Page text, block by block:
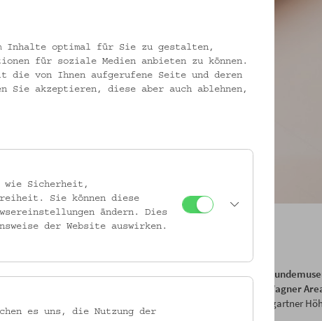
Otto Wagner
Baumgartner
Inhalte optimal für Sie zu gestalten,
für soziale Medien anbieten zu können.
die von Ihnen aufgerufene Seite und deren
Sie akzeptieren, diese aber auch ablehnen,
wie Sicherheit,
Sie können diese
ändern. Dies
der Website auswirken.
es uns, die Nutzung der